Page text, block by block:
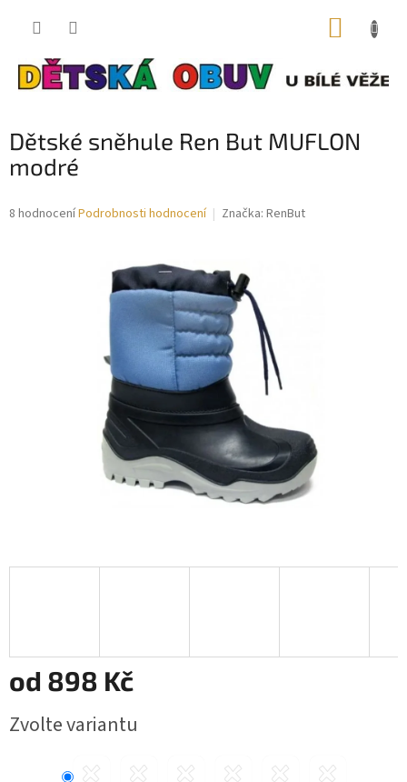
Dětské sněhule Ren But MUFLON
modré
Průměrné
8 hodnoceníPodrobnosti hodnocení Značka: RenBut
od 898 Kč
cena:
Zvolte variantu